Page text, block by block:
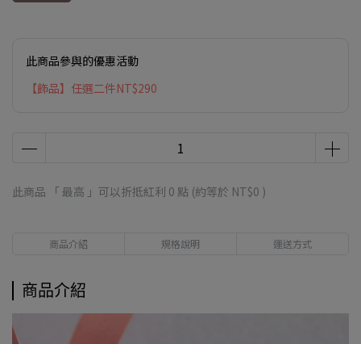
此商品參與的優惠活動
【飾品】任選二件NT$290
此商品 「 最高 」可以折抵紅利 0 點 (約等於 NT$0 )
商品介紹 規格說明 運送方式
商品介紹